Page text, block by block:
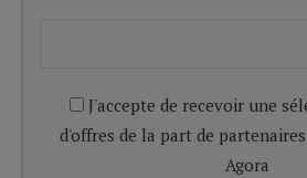
J'accepte de recevoir une
d'offres de la part de
Agora